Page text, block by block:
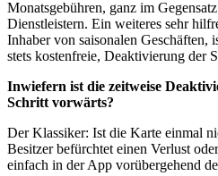
Monatsgebühren, ganz im
Dienstleistern. Ein weiteres sehr
Inhaber von saisonalen Geschäften,
stets kostenfreie, Deaktivierung der
Inwiefern ist die zeitweise
Schritt vorwärts?
Der Klassiker: Ist die Karte einmal
Besitzer befürchtet einen Verlust
einfach in der App vorübergehend